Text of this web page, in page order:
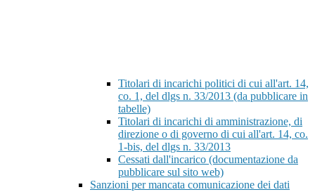
Titolari di incarichi politici di cui all'art. 14,
co. 1, del dlgs n. 33/2013 (da pubblicare in
tabelle)
Titolari di incarichi di amministrazione, di
direzione o di governo di cui all'art. 14, co.
1-bis, del dlgs n. 33/2013
Cessati dall'incarico (documentazione da
pubblicare sul sito web)
Sanzioni per mancata comunicazione dei dati